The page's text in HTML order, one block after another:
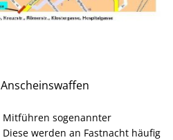
Mitführen sogenannter
werden an Fastnacht häufig